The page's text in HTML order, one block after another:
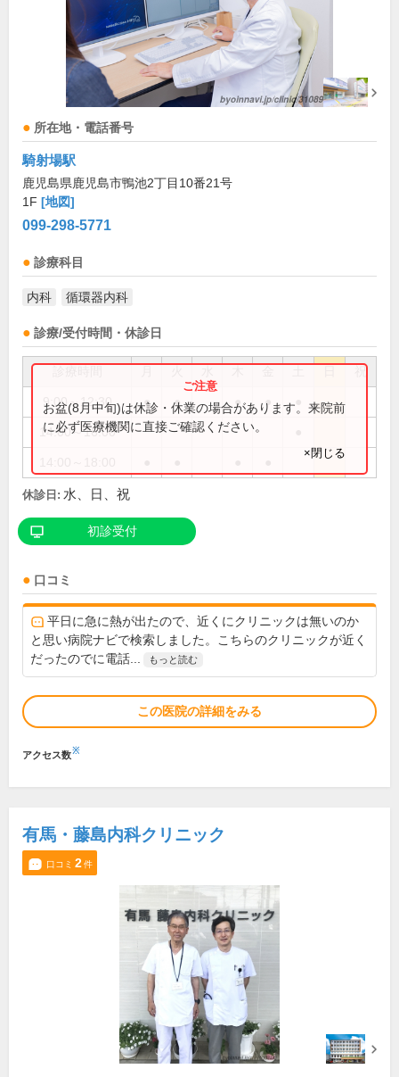
所在地・電話番号
騎射場駅
鹿児島県鹿児島市鴨池2丁目10番21号
1F [地図]
099-298-5771
診療科目
内科 循環器内科
診療/受付時間・休診日
祝
9:00～12:30 ● ● ● ●
14:00～16:00
お盆(8月中旬)は休診・休業の場合があります。来院前
に必ず医療機関に直接ご確認ください。
×閉じる
休診日: 水、日、祝
初診受付
口コミ
平日に急に熱が出たので、近くにクリニックは無いのか
と思い病院ナビで検索しました。こちらのクリニックが近く
だったのでに電話...
もっと読む
この医院の詳細をみる
アクセス数※
有馬・藤島内科クリニック
口コミ 2件